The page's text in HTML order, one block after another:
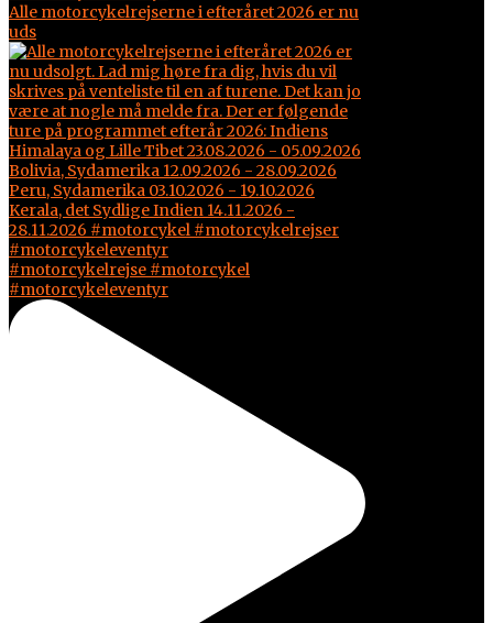
Alle motorcykelrejserne i efteråret 2026 er nu
uds
#motorcykelrejse #motorcykel
#motorcykeleventyr